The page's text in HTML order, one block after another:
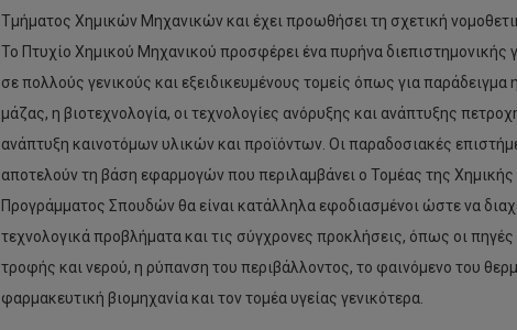
Τμήματος Χημικών Μηχανικών και έχει προωθήσει τη σχετική
Το Πτυχίο Χημικού Μηχανικού προσφέρει ένα πυρήνα
σε πολλούς γενικούς και εξειδικευμένους τομείς όπως για
μάζας, η βιοτεχνολογία, οι τεχνολογίες ανόρυξης και ανάπτυξης
ανάπτυξη καινοτόμων υλικών και προϊόντων. Οι παραδοσιακές
αποτελούν τη βάση εφαρμογών που περιλαμβάνει ο Τομέας της
Προγράμματος Σπουδών θα είναι κατάλληλα εφοδιασμένοι ώστε να
τεχνολογικά προβλήματα και τις σύγχρονες προκλήσεις, όπως οι
τροφής και νερού, η ρύπανση του περιβάλλοντος, το φαινόμενο του
φαρμακευτική βιομηχανία και τον τομέα υγείας γενικότερα.